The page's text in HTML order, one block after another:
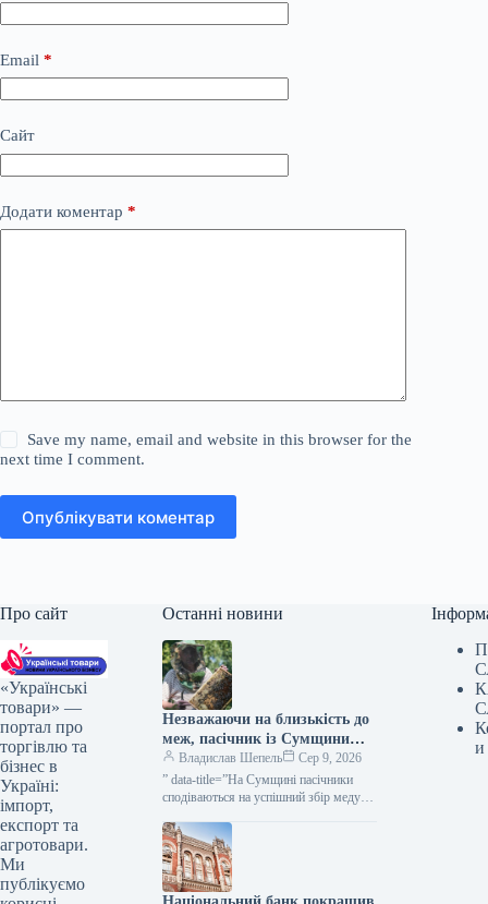
Email *
Сайт
Додати коментар *
Save my name, email and website in this browser for the
next time I comment.
Опублікувати коментар
Про сайт
«Українські
товари» —
портал про
торгівлю та
бізнес в
Україні:
імпорт,
експорт та
агротовари.
Ми
публікуємо
Останні новини
Незважаючи на близькість до
меж, пасічник із Сумщини
вважає область придатною
для бджільництва —
КУРКУЛЬ
Владислав Шепель
Сер 9, 2026
” data-title=”На Сумщині пасічники
сподіваються на успішний збір меду”
url=”https://kurkul.com/news/41861-na-
sumschini-pasichniki-rozrahovuyut-na-
vdaliy-medozbir”> На Сумщині
пасічники сподіваються на успішний
и